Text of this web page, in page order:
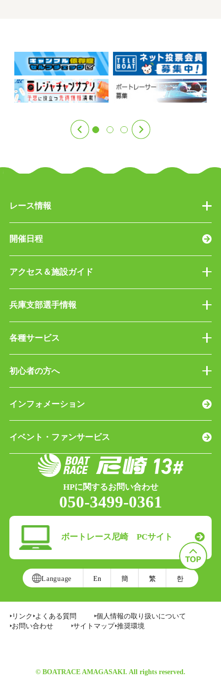
レース情報
開催日程
アクセス＆施設ガイド
兵庫支部選手情報
各種サービス
初心者の方へ
インフォメーション
イベント・ファンサービス
HPに関するお問い合わせ
050-3499-0361
ボートレース尼崎 PCサイト
Language En 簡 繁 한
リンク よくある質問
個人情報の取り扱いについて
お問い合わせ
サイトマップ 推奨環境
© BOATRACE AMAGASAKI. All rights reserved.